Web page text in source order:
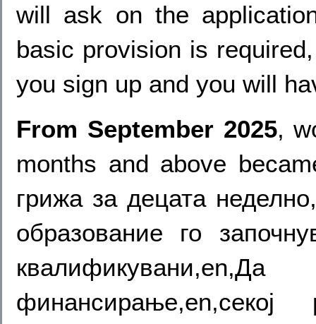
will ask on the
basic provision is
you sign up and you will
From September 2025,
months and above
грижа за децата
образование го
финансирање,en,секој